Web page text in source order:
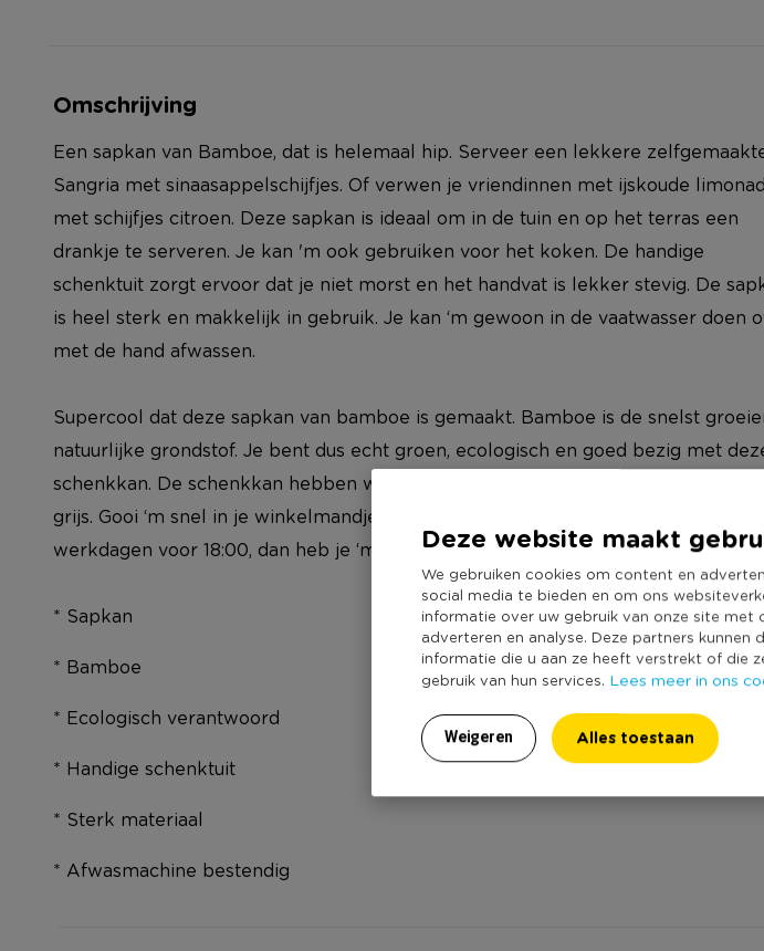
Deze website maakt
We gebruiken cookies om content en
social media te bieden en om ons
informatie over uw gebruik van onze site met
adverteren en analyse. Deze partners
informatie die u aan ze heeft verstrekt of die
gebruik van hun services. Lees meer in ons
Weigeren Alles toestaan
Omschrijving
Een sapkan van Bamboe, dat is helemaal hip. Serveer een lekkere
Sangria met sinaasappelschijfjes. Of verwen je vriendinnen met ijskoude
met schijfjes citroen. Deze sapkan is ideaal om in de tuin en op het terras een
drankje te serveren. Je kan 'm ook gebruiken voor het koken. De handige
schenktuit zorgt ervoor dat je niet morst en het handvat is lekker stevig. De
is heel sterk en makkelijk in gebruik. Je kan ‘m gewoon in de vaatwasser doen
met de hand afwassen.
Supercool dat deze sapkan van bamboe is gemaakt. Bamboe is de snelst
natuurlijke grondstof. Je bent dus echt groen, ecologisch en goed bezig met
schenkkan. De schenkkan hebben we in twee verschillende kleuren, creme en
grijs. Gooi ‘m snel in je winkelmandje, ze vliegen de deur uit! Bestel je de kan op
werkdagen voor 18:00, dan heb je ‘m de volgende werkdag in huis.
* Sapkan
* Bamboe
* Ecologisch verantwoord
* Handige schenktuit
* Sterk materiaal
* Afwasmachine bestendig